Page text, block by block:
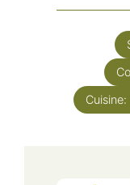
Cuisine: